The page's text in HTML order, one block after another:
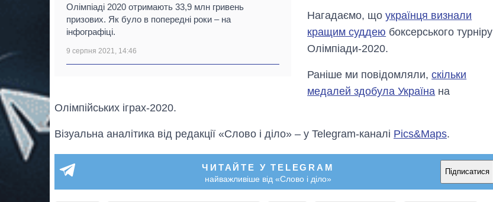
Олімпіаді 2020 отримають 33,9 млн гривень
призових. Як було в попередні роки – на
інфографіці.
9 серпня 2021, 14:46
Нагадаємо, щоукраїнця визнали
кращим суддею боксерського турніру
Олімпіади-2020.
Раніше ми повідомляли,скільки
медалей здобула Україна на
Олімпійських іграх-2020.
Візуальна аналітика від редакції «Слово і діло» – у Telegram-каналі Pics&Maps.
ЧИТАЙТЕ У TELEGRAM
найважливіше від «Слово і діло»
Підписатися